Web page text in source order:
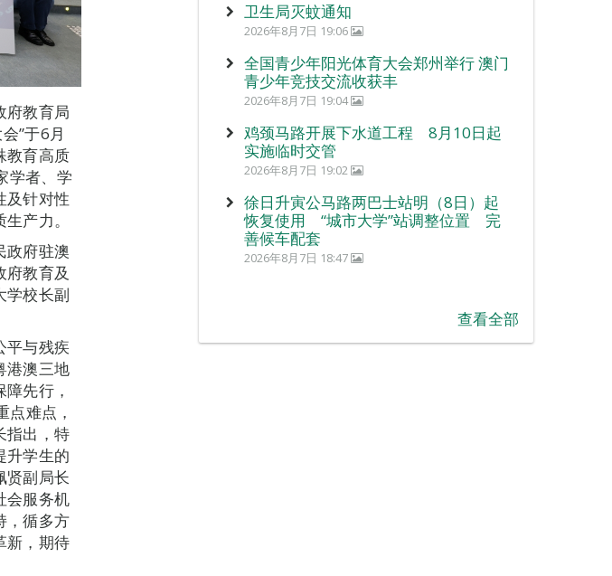
府教育局
”于6月
教育高质
学者、学
及针对性
产力。
政府驻澳
教育及
学校长副
平与残疾
港澳三地
先行，
点难点，
指出，特
升学生的
贤副局长
会服务机
，循多方
新，期待
卫生局灭蚊通知
2026年8月7日 19:06
全国青少年阳光体育大会郑州举行 澳门
青少年竞技交流收获丰
2026年8月7日 19:04
鸡颈马路开展下水道工程 8月10日起
实施临时交管
2026年8月7日 19:02
徐日升寅公马路两巴士站明（8日）起
恢复使用 “城市大学”站调整位置 完
善候车配套
2026年8月7日 18:47
查看全部